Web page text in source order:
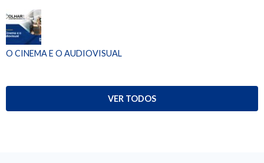
O CINEMA E O AUDIOVISUAL
VER TODOS